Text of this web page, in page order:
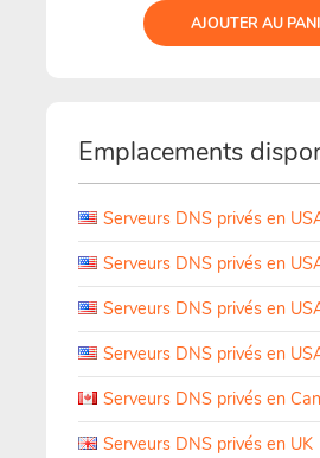
AJOUTER AU
Emplacements
Serveurs DNS privés en
Serveurs DNS privés en
Serveurs DNS privés en
Serveurs DNS privés en
Serveurs DNS privés en
Serveurs DNS privés en UK